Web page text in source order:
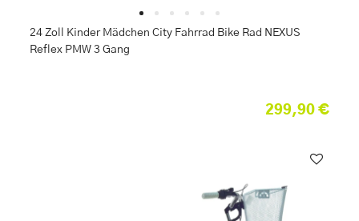
24 Zoll Kinder Mädchen City Fahrrad Bike Rad NEXUS
Reflex PMW 3 Gang
299,90 €